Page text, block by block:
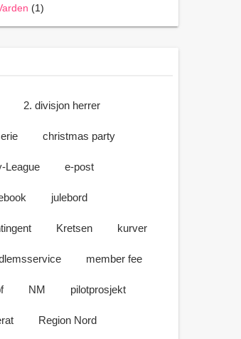
(1)
2. divisjon herrer
christmas party
League e-post
julebord
Kretsen kurver
member fee
NM pilotprosjekt
Region Nord